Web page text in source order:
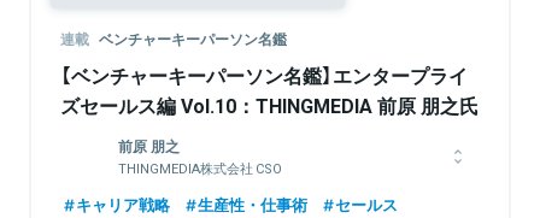
連載 ベンチャーキーパーソン名鑑
【ベンチャーキーパーソン名鑑】エンタープライ
ズセールス編 Vol.10：THINGMEDIA 前原 朋之氏
前原 朋之
THINGMEDIA株式会社 CSO
株式会社セレブリックスでコンサルティングセールスとしてキャ
キャリア戦略 生産性・仕事術 セールス